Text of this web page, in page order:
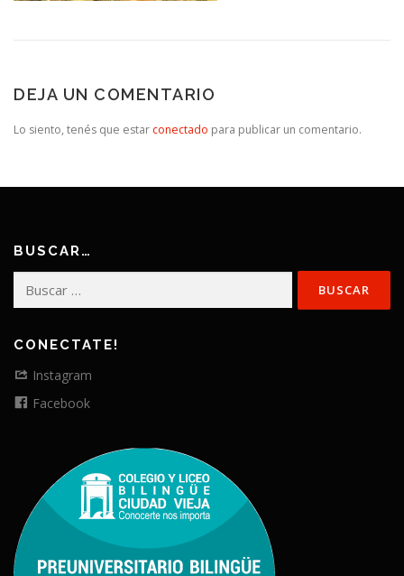
DEJA UN COMENTARIO
Lo siento, tenés que estar conectado para publicar un comentario.
BUSCAR…
CONECTATE!
Instagram
Facebook